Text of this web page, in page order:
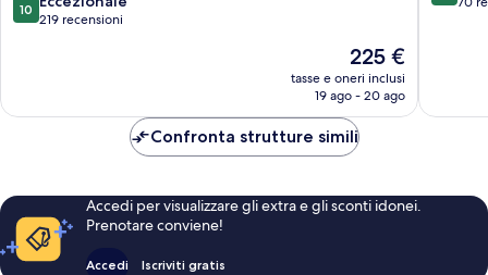
su
10
219 recensioni
Il
prezzo
attuale
225 €
225 €
tasse e oneri inclusi
19 ago - 20 ago
Confronta strutture simili
Accedi per visualizzare gli extra e gli sconti idonei.
Prenotare conviene!
Accedi Iscriviti gratis